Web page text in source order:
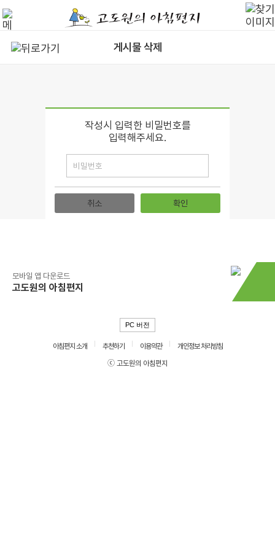
게시물 삭제
작성시 입력한 비밀번호를
입력해주세요.
취소 확인
모바일 앱 다운로드
고도원의 아침편지
PC 버전
아침편지 소개 추천하기 이용약관
개인정보 처리방침
ⓒ 고도원의 아침편지